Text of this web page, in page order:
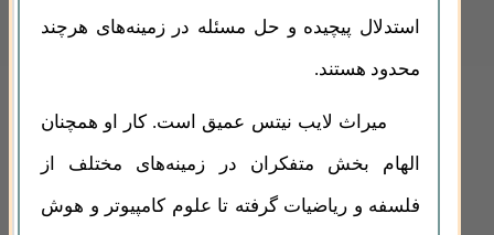
استدلال پیچیده و حل مسئله در زمینه‌های هرچند
محدود هستند.
میراث لایب نیتس عمیق است. کار او همچنان
الهام بخش متفکران در زمینه‌های مختلف از
فلسفه و ریاضیات گرفته تا علوم کامپیوتر و هوش